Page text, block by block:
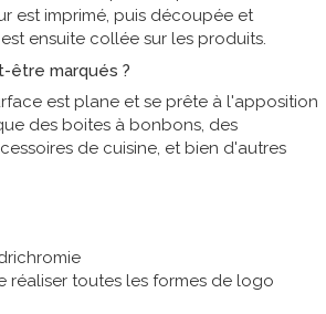
est imprimé, puis découpée et
ensuite collée sur les produits.
être marqués ?
est plane et se prête à l'apposition
des boites à bonbons, des
de cuisine, et bien d'autres
réaliser toutes les formes de logo